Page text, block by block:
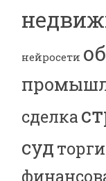
нейросети
сделка
судторги